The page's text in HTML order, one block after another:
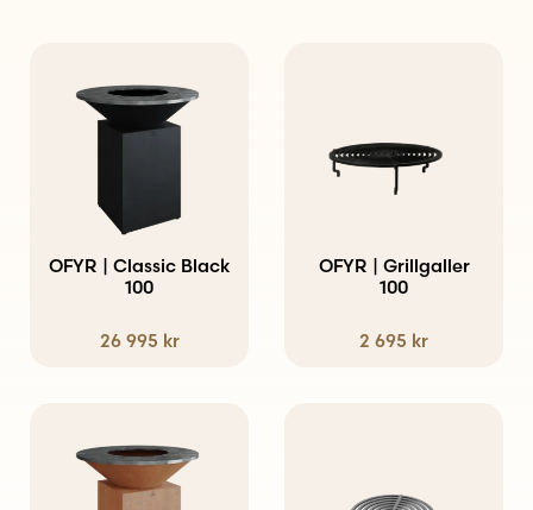
OFYR | Classic Black
100
26 995 kr
OFYR | Grillgaller
100
2 695 kr